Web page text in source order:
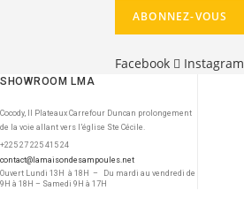
Facebook Instagram
SHOWROOM LMA
Cocody, II Plateaux Carrefour Duncan prolongement
de la voie allant vers l’église Ste Cécile.
+225 27 225 415 24
contact@lamaisondesampoules.net
Ouvert Lundi 13H à 18H – Du mardi au vendredi de
9H à 18H – Samedi 9H à 17H